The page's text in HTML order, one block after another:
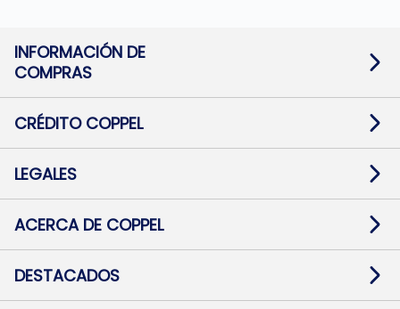
INFORMACIÓN DE
COMPRAS
Términos y condiciones
Botón de arrepentimiento
Mapa de sitio
CRÉDITO COPPEL
Solicitar Crédito
Medios de Pago
Pago Fácil Online
LEGALES
Baja contratos
Defensa al consumidor CABA
ACERCA DE COPPEL
Trabajá con Nosotros
Preguntas Frecuentes
DESTACADOS